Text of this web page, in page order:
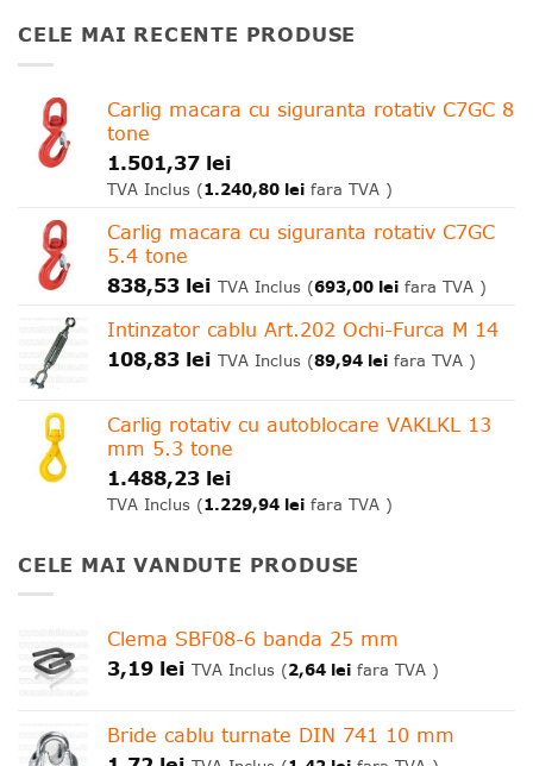
CELE MAI RECENTE PRODUSE
Carlig macara cu siguranta rotativ C7GC 8
tone
1.501,37 lei
TVA Inclus (1.240,80 lei fara TVA )
Carlig macara cu siguranta rotativ C7GC
5.4 tone
838,53 lei TVA Inclus (693,00 lei fara TVA )
Intinzator cablu Art.202 Ochi-Furca M 14
108,83 lei TVA Inclus (89,94 lei fara TVA )
Carlig rotativ cu autoblocare VAKLKL 13
mm 5.3 tone
1.488,23 lei
TVA Inclus (1.229,94 lei fara TVA )
CELE MAI VANDUTE PRODUSE
Clema SBF08-6 banda 25 mm
3,19 lei TVA Inclus (2,64 lei fara TVA )
Bride cablu turnate DIN 741 10 mm